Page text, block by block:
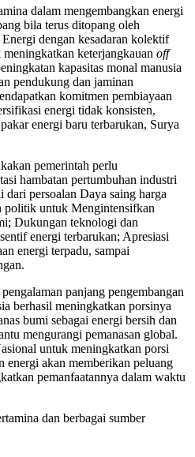
dalam mengembangkan energi
bila terus ditopang oleh
dengan kesadaran kolektif
meningkatkan keterjangkauan off
kapasitas monal manusia
pendukung dan jaminan
komitmen pembiayaan
energi tidak konsisten,
energi baru terbarukan, Surya
pemerintah perlu
hambatan pertumbuhan industri
persoalan Daya saing harga
politik untuk Mengintensifkan
Dukungan teknologi dan
energi terbarukan; Apresiasi
energi terpadu, sampai
panjang pengembangan
berhasil meningkatkan porsinya
bumi sebagai energi bersih dan
mengurangi pemanasan global.
untuk meningkatkan porsi
energi akan memberikan peluang
pemanfaatannya dalam waktu
dan berbagai sumber